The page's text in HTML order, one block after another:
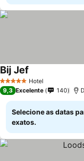
5 Estrelas Hotel
Bij Jef
9,3 Excelente 140
Selecione as datas
exatos.